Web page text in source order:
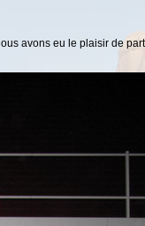
avons eu le plaisir de